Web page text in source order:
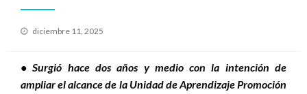
Publicado
diciembre 11, 2025
• Surgió hace dos años y medio con la intención de
ampliar el alcance de la Unidad de Aprendizaje Promoción